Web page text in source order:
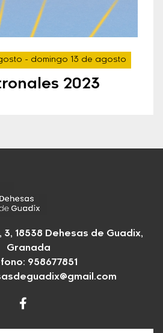
- domingo 13 de agosto
2023
18538 Dehesas de Guadix,
Granada
958677851